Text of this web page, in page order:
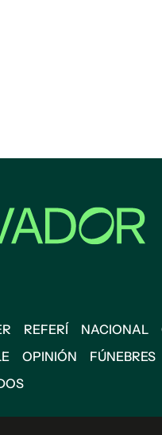
REFERÍ NACIONAL
OPINIÓN FÚNEBRES